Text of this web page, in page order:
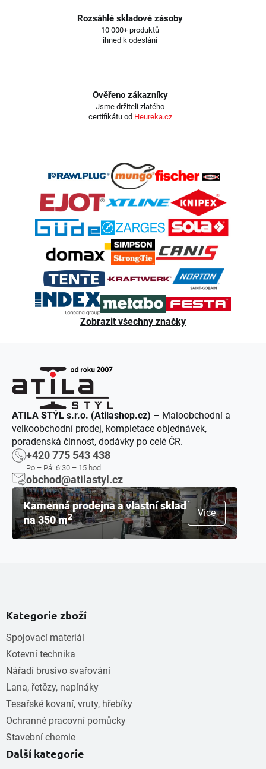
Rozsáhlé skladové zásoby
10 000+ produktů
ihned k odeslání
Ověřeno zákazníky
Jsme držiteli zlatého
certifikátu od Heureka.cz
Zobrazit všechny značky
ATILA STÝL s.r.o. (Atilashop.cz) – Maloobchodní a
velkoobchodní prodej, kompletace objednávek,
poradenská činnost, dodávky po celé ČR.
+420 775 543 438
Po – Pá: 6:30 – 15 hod
obchod@atilastyl.cz
Kamenná prodejna a vlastní sklad
na 350 m2 Více
Kategorie zboží
Spojovací materiál
Kotevní technika
Nářadí brusivo svařování
Lana, řetězy, napínáky
Tesařské kovaní, vruty, hřebíky
Ochranné pracovní pomůcky
Stavební chemie
Další kategorie